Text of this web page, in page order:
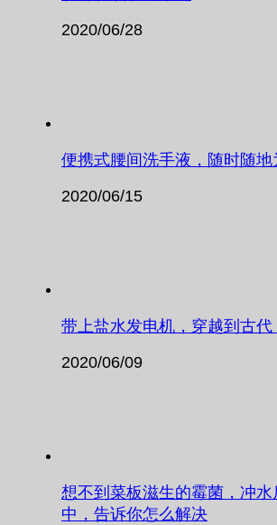
2020/06/28
便携式腰间洗手液，随时随
2020/06/15
带上盐水发电机，穿越到古
2020/06/09
想不到菜板滋生的霉菌，冲
中，告诉你怎么解决